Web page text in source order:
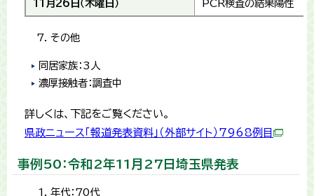
11月26日（木曜日） PCR検査の結果陽性
その他
同居家族：3人
濃厚接触者：調査中
詳しくは、下記をご覧ください。
県政ニュース「報道発表資料」（外部サイト）7968例目
事例50：令和2年11月27日埼玉県発表
年代：70代